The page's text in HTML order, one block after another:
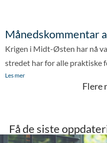
Månedskommentar
Krigen i Midt-Østen har nå
stredet har for alle praktiske
Les mer
Flere
Få de siste